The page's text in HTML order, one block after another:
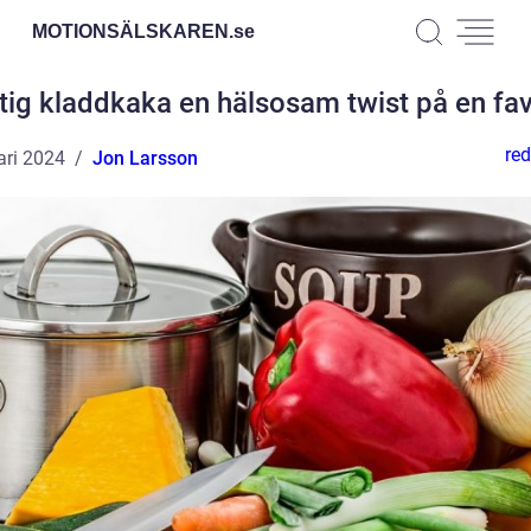
MOTIONSÄLSKAREN.se
kladdkaka en hälsosam twist på en
2024 Jon Larsson